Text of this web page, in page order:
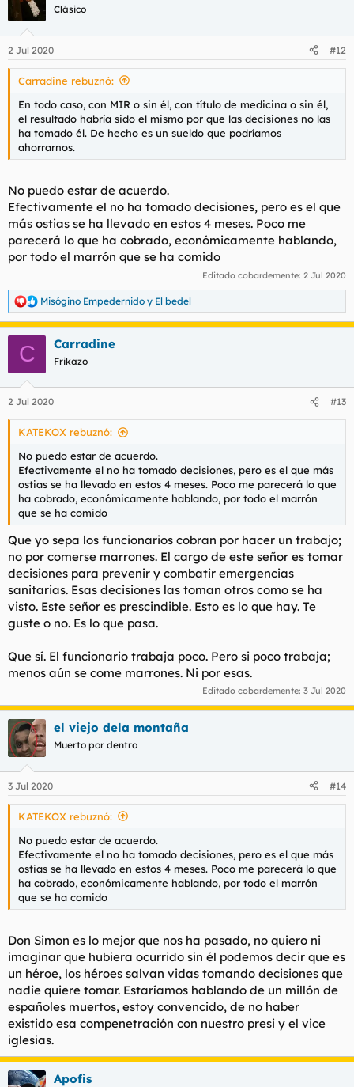
e
s
Clásico
2 Jul 2020 #12
Carradine rebuznó:
En todo caso, con MIR o sin él, con título de medicina o sin él,
el resultado habría sido el mismo por que las decisiones no las
ha tomado él. De hecho es un sueldo que podríamos
ahorrarnos.
No puedo estar de acuerdo.
Efectivamente el no ha tomado decisiones, pero es el que
más ostias se ha llevado en estos 4 meses. Poco me
parecerá lo que ha cobrado, económicamente hablando,
por todo el marrón que se ha comido
Editado cobardemente: 2 Jul 2020
R
e
a
e
s
Misógino Empedernido y El bedel
C Carradine
Frikazo
2 Jul 2020 #13
KATEKOX rebuznó:
No puedo estar de acuerdo.
Efectivamente el no ha tomado decisiones, pero es el que más
ostias se ha llevado en estos 4 meses. Poco me parecerá lo que
ha cobrado, económicamente hablando, por todo el marrón
que se ha comido
Que yo sepa los funcionarios cobran por hacer un trabajo;
no por comerse marrones. El cargo de este señor es tomar
decisiones para prevenir y combatir emergencias
sanitarias. Esas decisiones las toman otros como se ha
visto. Este señor es prescindible. Esto es lo que hay. Te
guste o no. Es lo que pasa.
Que sí. El funcionario trabaja poco. Pero si poco trabaja;
menos aún se come marrones. Ni por esas.
Editado cobardemente: 3 Jul 2020
el viejo dela montaña
Muerto por dentro
3 Jul 2020 #14
KATEKOX rebuznó:
No puedo estar de acuerdo.
Efectivamente el no ha tomado decisiones, pero es el que más
ostias se ha llevado en estos 4 meses. Poco me parecerá lo que
ha cobrado, económicamente hablando, por todo el marrón
que se ha comido
Don Simon es lo mejor que nos ha pasado, no quiero ni
imaginar que hubiera ocurrido sin él podemos decir que es
un héroe, los héroes salvan vidas tomando decisiones que
nadie quiere tomar. Estaríamos hablando de un millón de
españoles muertos, estoy convencido, de no haber
existido esa compenetración con nuestro presi y el vice
iglesias.
Apofis